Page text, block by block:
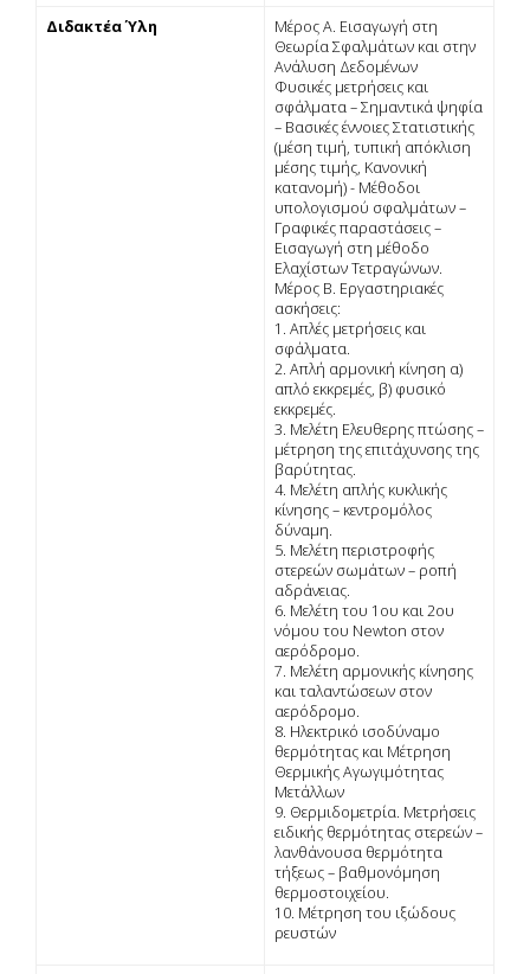
Διδακτέα Ύλη
Μέρος Α. Εισαγωγή στη
Θεωρία Σφαλµάτων και στην
Ανάλυση Δεδοµένων
Φυσικές µετρήσεις και
σφάλµατα – Σηµαντικά ψηφία
– Βασικές έννοιες Στατιστικής
(µέση τιµή, τυπική απόκλιση
µέσης τιµής, Κανονική
κατανοµή) - Μέθοδοι
υπολογισµού σφαλµάτων –
Γραφικές παραστάσεις –
Εισαγωγή στη µέθοδο
Ελαχίστων Τετραγώνων.
Μέρος Β. Εργαστηριακές
ασκήσεις:
1. Απλές µετρήσεις και
σφάλµατα.
2. Απλή αρµονική κίνηση α)
απλό εκκρεµές, β) φυσικό
εκκρεμές.
3. Μελέτη Ελευθερης πτώσης –
µέτρηση της επιτάχυνσης της
βαρύτητας.
4. Μελέτη απλής κυκλικής
κίνησης – κεντροµόλος
δύναµη.
5. Μελέτη περιστροφής
στερεών σωµάτων – ροπή
αδράνειας.
6. Μελέτη του 1ου και 2ου
νόµου του Newton στον
αερόδροµο.
7. Μελέτη αρµονικής κίνησης
και ταλαντώσεων στον
αερόδροµο.
8. Ηλεκτρικό ισοδύναµο
θερµότητας και Μέτρηση
Θερμικής Αγωγιμότητας
Μετάλλων
9. Θερµιδοµετρία. Μετρήσεις
ειδικής θερµότητας στερεών –
λανθάνουσα θερµότητα
τήξεως – βαθµονόµηση
θερµοστοιχείου.
10. Μέτρηση του ιξώδους
ρευστών